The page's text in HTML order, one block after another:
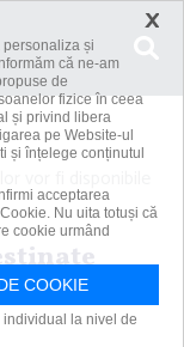
vor fi disponibile
13
×
personaliza și
că ne-am
de
fizice în ceea
și privind libera
pe Website-ul
și înțelege conținutul
acceptarea
Nu uita totuși că
cookie urmând
COOKIE
la nivel de